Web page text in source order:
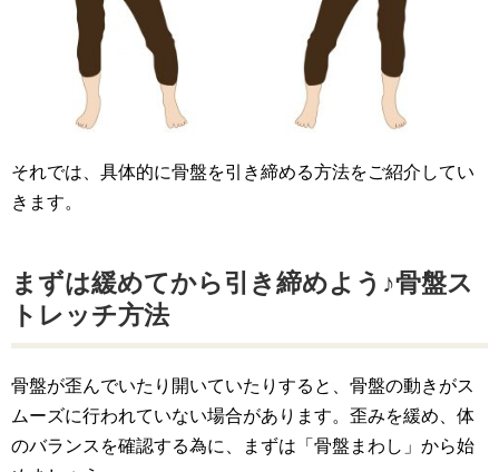
それでは、具体的に骨盤を引き締める方法をご紹介してい
きます。
まずは緩めてから引き締めよう♪骨盤ス
トレッチ方法
骨盤が歪んでいたり開いていたりすると、骨盤の動きがス
ムーズに行われていない場合があります。歪みを緩め、体
のバランスを確認する為に、まずは「骨盤まわし」から始